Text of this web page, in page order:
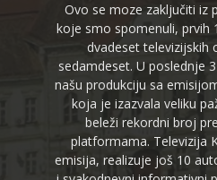
Ovo se moze zaključiti iz
koje smo spomenuli, prvih
dvadeset televizijskih
sedamdeset. U poslednje
našu produkciju sa
koja je izazvala veliku
beleži rekordni broj
platformama. Televizija
emisija, realizuje još 10